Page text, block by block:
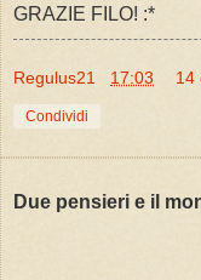
GRAZIE FILO! :*
Regulus21 17:03 14
Condividi
Due pensieri e il